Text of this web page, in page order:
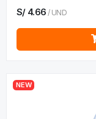
S/ 4.66 / UND
NEW